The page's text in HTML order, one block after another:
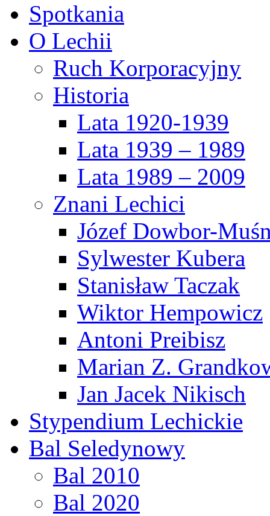
Spotkania
O Lechii
Ruch Korporacyjny
Historia
Lata 1920-1939
Lata 1939 – 1989
Lata 1989 – 2009
Znani Lechici
Józef Dowbor-
Sylwester Kubera
Stanisław Taczak
Wiktor Hempowicz
Antoni Preibisz
Marian Z.
Jan Jacek Nikisch
Stypendium Lechickie
Bal Seledynowy
Bal 2010
Bal 2020